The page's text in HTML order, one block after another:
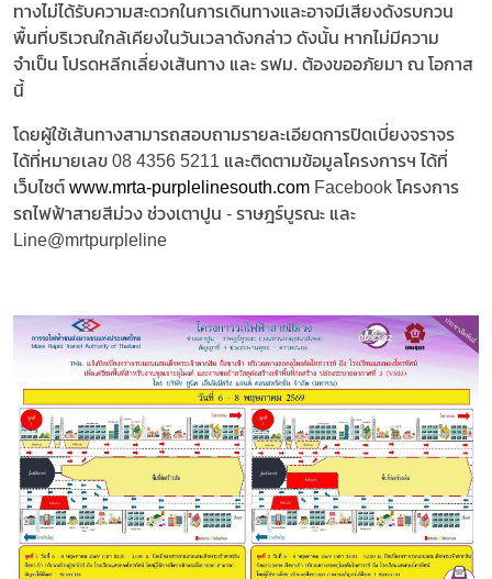
ทางไม่ได้รับความสะดวกในการเดินทางและอาจมีเสียงดังรบกวน
พื้นที่บริเวณใกล้เคียงในวันเวลาดังกล่าว ดังนั้น หากไม่มีความ
จำเป็น โปรดหลีกเลี่ยงเส้นทาง และ รฟม. ต้องขออภัยมา ณ โอกาส
นี้
โดยผู้ใช้เส้นทางสามารถสอบถามรายละเอียดการปิดเบี่ยงจราจร
ได้ที่หมายเลข 08 4356 5211 และติดตามข้อมูลโครงการฯ ได้ที่
เว็บไซต์ www.mrta-purplelinesouth.com Facebook โครงการ
รถไฟฟ้าสายสีม่วง ช่วงเตาปูน - ราษฎร์บูรณะ และ
Line@mrtpurpleline